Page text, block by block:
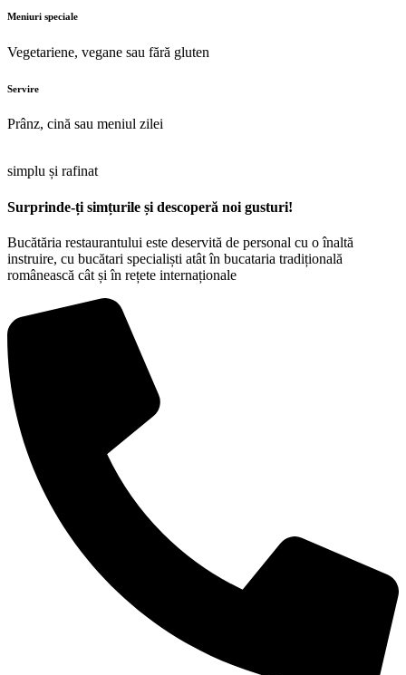
Meniuri speciale
Vegetariene, vegane sau fără gluten
Servire
Prânz, cină sau meniul zilei
simplu și rafinat
Surprinde-ți simțurile și descoperă noi gusturi!
Bucătăria restaurantului este deservită de personal cu о înaltă
instruire, cu bucătari specialiști atât în bucataria tradițională
românească cât și în rețete internaționale